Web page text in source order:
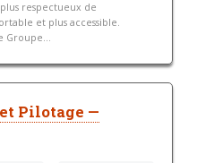
respectueux de
et plus accessible.
Groupe...
Pilotage —